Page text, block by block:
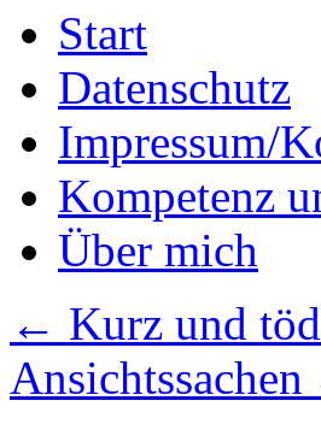
Start
Datenschutz
Impressum/
Kompetenz
Über mich
← Kurz und
Ansichtssachen